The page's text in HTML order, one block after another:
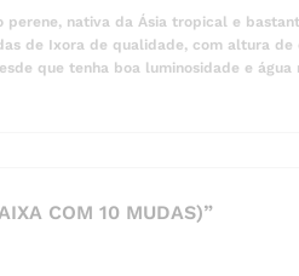
nativa da Ásia tropical e
de Ixora de qualidade, com altura
que tenha boa luminosidade e
COM 10 MUDAS)”